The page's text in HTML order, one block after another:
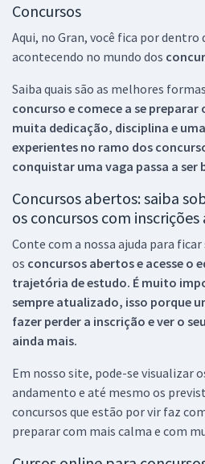
Concursos
Aqui, no Gran, você fica por dentro
acontecendo no mundo dos
Saiba quais são as melhores
concurso e comece a se
muita dedicação, disciplina e
experientes no ramo dos
conquistar uma vaga passa a ser
Concursos abertos: saiba
os concursos com
Conte com a nossa ajuda para ficar
os concursos abertos e acesse o
trajetória de estudo. É muito
sempre atualizado, isso porque
fazer perder a inscrição e ver o
ainda mais.
Em nosso site, pode-se visualizar
andamento e até mesmo os
concursos que estão por vir faz
preparar com mais calma e com